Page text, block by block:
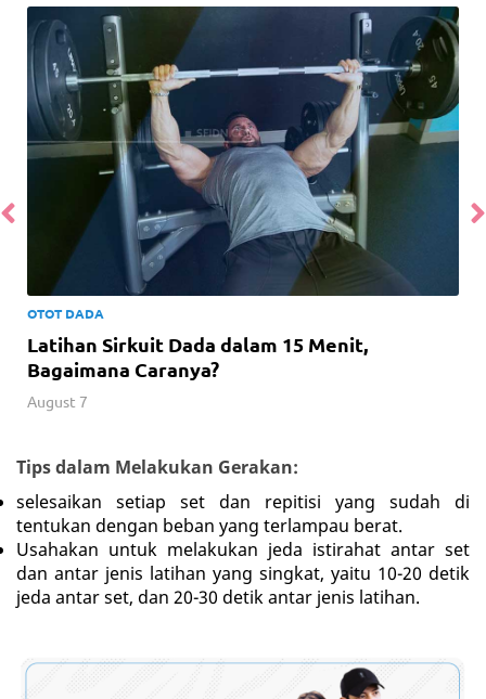
OTOT DADA
Latihan Sirkuit Dada dalam 15 Menit,
Bagaimana Caranya?
August 7
Tips dalam Melakukan Gerakan:
selesaikan setiap set dan repitisi yang sudah di
tentukan dengan beban yang terlampau berat.
Usahakan untuk melakukan jeda istirahat antar set
dan antar jenis latihan yang singkat, yaitu 10-20 detik
jeda antar set, dan 20-30 detik antar jenis latihan.